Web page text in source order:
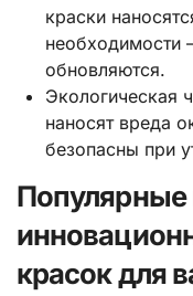
краски
необходимости
обновляются.
Экологическая
наносят вреда
безопасны при
красок для